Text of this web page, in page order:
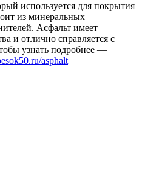
используется для покрытия
из минеральных
Асфальт имеет
и отлично справляется с
узнать подробнее —
asphalt